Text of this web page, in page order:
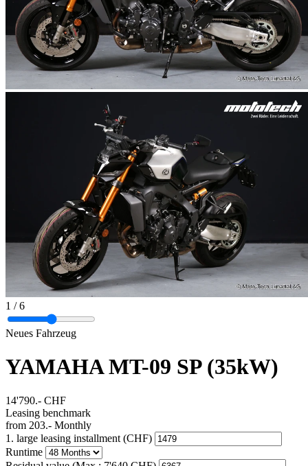
1 / 6
Neues Fahrzeug
YAMAHA MT-09 SP (35kW)
14'790.- CHF
Leasing benchmark
from 203.- Monthly
1. large leasing installment (CHF)
Runtime